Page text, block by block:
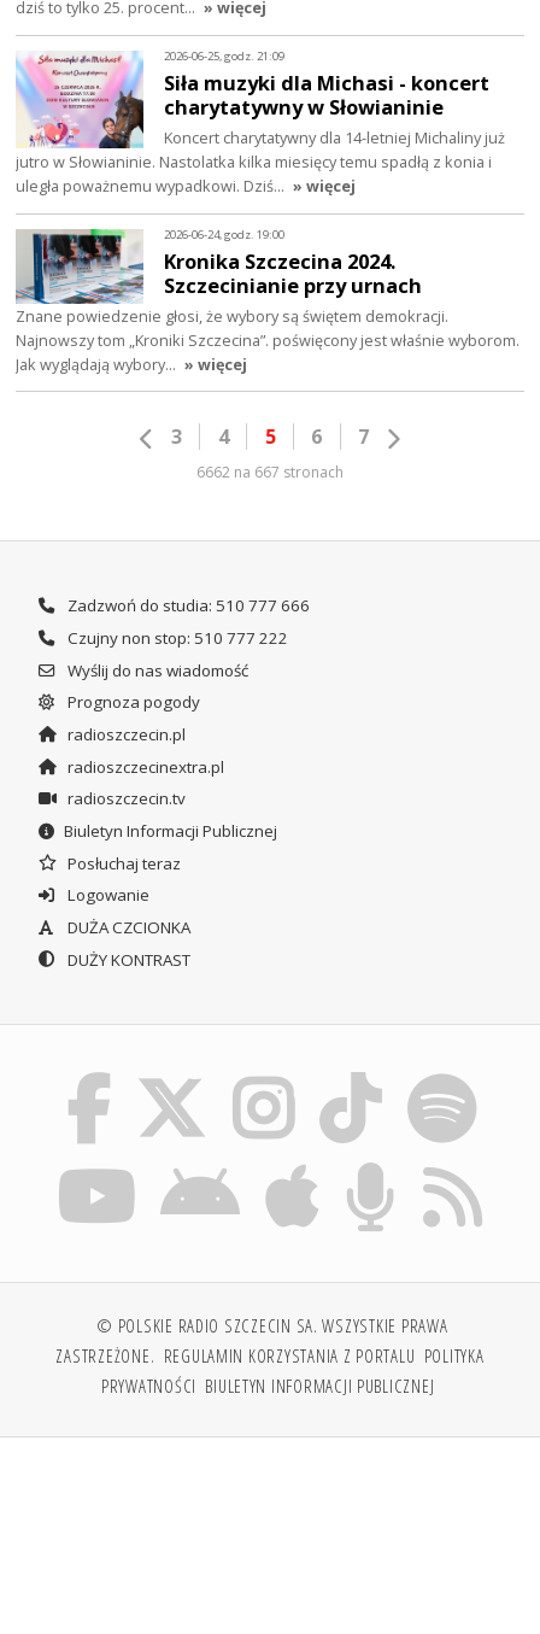
dziś to tylko 25. procent… » więcej
2026-06-25, godz. 21:09
Siła muzyki dla Michasi - koncert
charytatywny w Słowianinie
Koncert charytatywny dla 14-letniej Michaliny już
jutro w Słowianinie. Nastolatka kilka miesięcy temu spadłą z konia i
uległa poważnemu wypadkowi. Dziś… » więcej
2026-06-24, godz. 19:00
Kronika Szczecina 2024.
Szczecinianie przy urnach
Znane powiedzenie głosi, że wybory są świętem demokracji.
Najnowszy tom „Kroniki Szczecina”. poświęcony jest właśnie wyborom.
Jak wyglądają wybory… » więcej
3 4 5 6 7
6662 na 667 stronach
Zadzwoń do studia: 510 777 666
Czujny non stop: 510 777 222
Wyślij do nas wiadomość
Prognoza pogody
radioszczecin.pl
radioszczecinextra.pl
radioszczecin.tv
Biuletyn Informacji Publicznej
Posłuchaj teraz
Logowanie
DUŻA CZCIONKA
DUŻY KONTRAST
© POLSKIE RADIO SZCZECIN SA. WSZYSTKIE PRAWA
ZASTRZEŻONE. REGULAMIN KORZYSTANIA Z PORTALU POLITYKA
PRYWATNOŚCI BIULETYN INFORMACJI PUBLICZNEJ